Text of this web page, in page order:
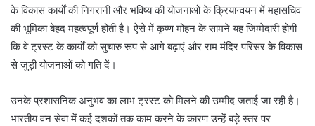
के विकास कार्यों की निगरानी और भविष्य की योजनाओं के क्रियान्वयन में महासचिव
की भूमिका बेहद महत्वपूर्ण होती है। ऐसे में कृष्ण मोहन के सामने यह जिम्मेदारी होगी
कि वे ट्रस्ट के कार्यों को सुचारु रूप से आगे बढ़ाएं और राम मंदिर परिसर के विकास
से जुड़ी योजनाओं को गति दें।
उनके प्रशासनिक अनुभव का लाभ ट्रस्ट को मिलने की उम्मीद जताई जा रही है।
भारतीय वन सेवा में कई दशकों तक काम करने के कारण उन्हें बड़े स्तर पर